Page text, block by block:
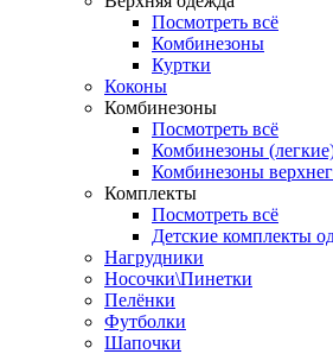
Посмотреть всё
Комбинезоны
Куртки
Коконы
Комбинезоны
Посмотреть всё
Комбинезоны
Комбинезоны
Комплекты
Посмотреть всё
Детские комплекты
Нагрудники
Носочки\Пинетки
Пелёнки
Футболки
Шапочки